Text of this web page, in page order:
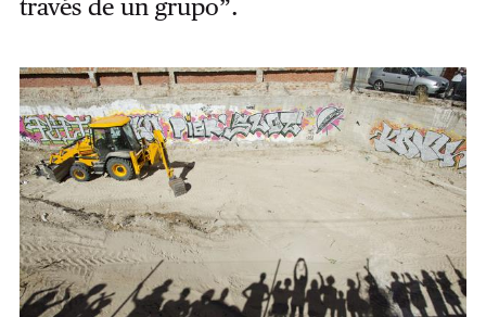
través de un grupo”.